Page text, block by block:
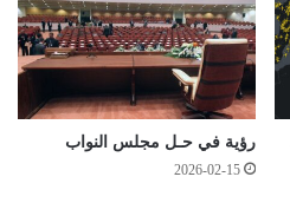
رؤية في حـل مجلس النواب
2026-02-15